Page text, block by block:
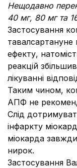
Нещодавно
40 мг, 80 мг та
Застосування
тавалсартануне
ефекту,
реакцій
лікуванні
Таким чином,
АПФ не
Слід
інфаркту
міокарда
нирок.
Застосування